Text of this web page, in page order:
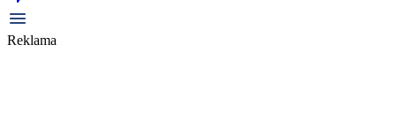
Reklama